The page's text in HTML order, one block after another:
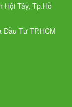
Tây, Tp.Hồ
Đầu Tư TP.HCM